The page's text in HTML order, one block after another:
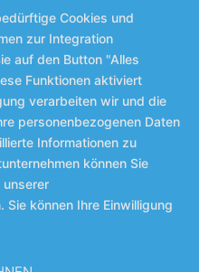
Cookies und
zur Integration
auf den Button "Alles
Funktionen aktiviert
verarbeiten wir und die
personenbezogenen Daten
Informationen zu
können Sie
unserer
können Ihre Einwilligung